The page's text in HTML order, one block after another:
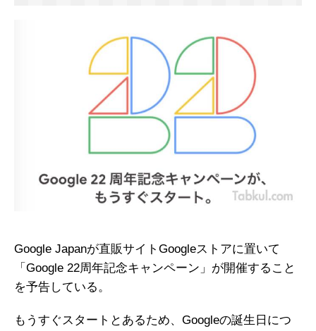
Google Japanが直販サイトGoogleストアに置いて
「Google 22周年記念キャンペーン」が開催すること
を予告している。
もうすぐスタートとあるため、Googleの誕生日につ